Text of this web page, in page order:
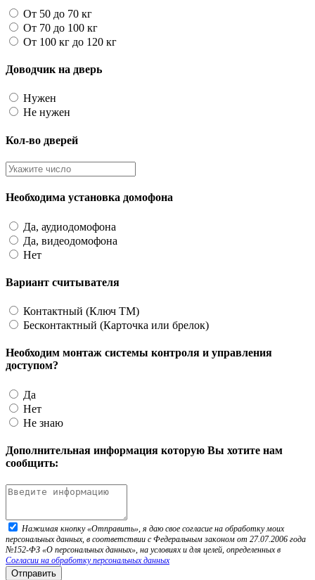
От 50 до 70 кг
От 70 до 100 кг
От 100 кг до 120 кг
Доводчик на дверь
Нужен
Не нужен
Кол-во дверей
Необходима установка домофона
Да, аудиодомофона
Да, видеодомофона
Нет
Вариант считывателя
Контактный (Ключ TM)
Бесконтактный (Карточка или брелок)
Необходим монтаж системы контроля и управления
доступом?
Да
Нет
Не знаю
Дополнительная информация которую Вы хотите нам
сообщить:
Нажимая кнопку «Отправить», я даю свое согласие на обработку моих
персональных данных, в соответствии с Федеральным законом от 27.07.2006 года
№152-ФЗ «О персональных данных», на условиях и для целей, определенных в
Согласии на обработку персональных данных
Отправить